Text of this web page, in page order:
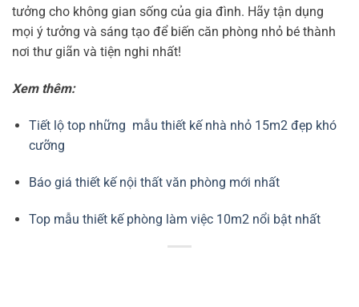
tưởng cho không gian sống của gia đình. Hãy tận dụng
mọi ý tưởng và sáng tạo để biến căn phòng nhỏ bé thành
nơi thư giãn và tiện nghi nhất!
Xem thêm:
Tiết lộ top những mẫu thiết kế nhà nhỏ 15m2 đẹp khó
cưỡng
Báo giá thiết kế nội thất văn phòng mới nhất
Top mẫu thiết kế phòng làm việc 10m2 nổi bật nhất